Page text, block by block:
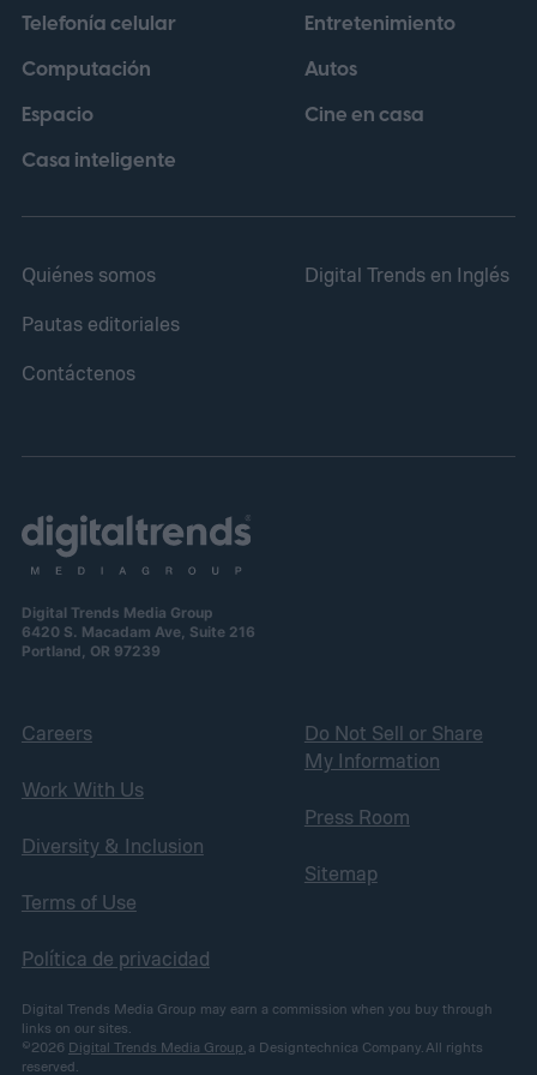
pertenecientes a la familia Microviridae.
Telefonía celular
Computación
Espacio
Casa inteligente
Entretenimiento
Autos
Cine en casa
Quiénes somos
Pautas editoriales
Contáctenos
Digital Trends en Inglés
Digital Trends Media Group
6420 S. Macadam Ave, Suite 216
Portland, OR 97239
Careers
Work With Us
Diversity & Inclusion
Terms of Use
Política de privacidad
Do Not Sell or Share
My Information
Press Room
Sitemap
Digital Trends Media Group may earn a commission when you buy through
links on our sites.
©2026 Digital Trends Media Group, a Designtechnica Company. All rights
reserved.